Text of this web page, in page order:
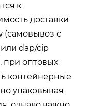
к
доставки
(самовывоз с
dap/cip
при оптовых
контейнерные
упаковывая